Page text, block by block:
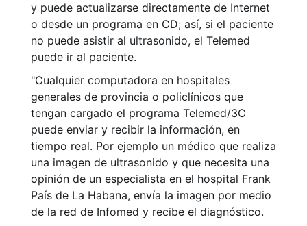
y puede actualizarse directamente de Internet
o desde un programa en CD; así, si el paciente
no puede asistir al ultrasonido, el Telemed
puede ir al paciente.
"Cualquier computadora en hospitales
generales de provincia o policlínicos que
tengan cargado el programa Telemed/3C
puede enviar y recibir la información, en
tiempo real. Por ejemplo un médico que realiza
una imagen de ultrasonido y que necesita una
opinión de un especialista en el hospital Frank
País de La Habana, envía la imagen por medio
de la red de Infomed y recibe el diagnóstico.